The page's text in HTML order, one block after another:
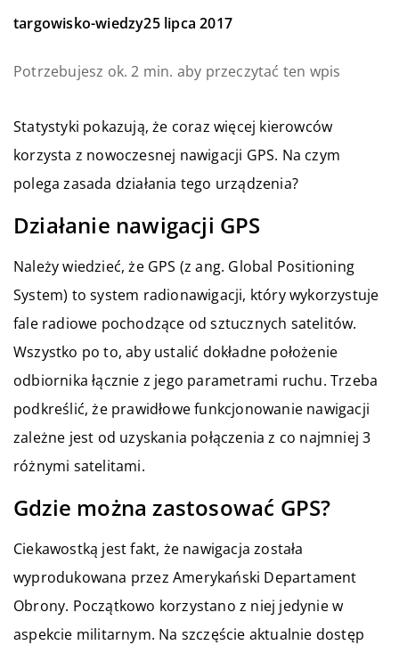
targowisko-wiedzy25 lipca 2017
Potrzebujesz ok. 2 min. aby przeczytać ten wpis
Statystyki pokazują, że coraz więcej kierowców
korzysta z nowoczesnej nawigacji GPS. Na czym
polega zasada działania tego urządzenia?
Działanie nawigacji GPS
Należy wiedzieć, że GPS (z ang. Global Positioning
System) to system radionawigacji, który wykorzystuje
fale radiowe pochodzące od sztucznych satelitów.
Wszystko po to, aby ustalić dokładne położenie
odbiornika łącznie z jego parametrami ruchu. Trzeba
podkreślić, że prawidłowe funkcjonowanie nawigacji
zależne jest od uzyskania połączenia z co najmniej 3
różnymi satelitami.
Gdzie można zastosować GPS?
Ciekawostką jest fakt, że nawigacja została
wyprodukowana przez Amerykański Departament
Obrony. Początkowo korzystano z niej jedynie w
aspekcie militarnym. Na szczęście aktualnie dostęp